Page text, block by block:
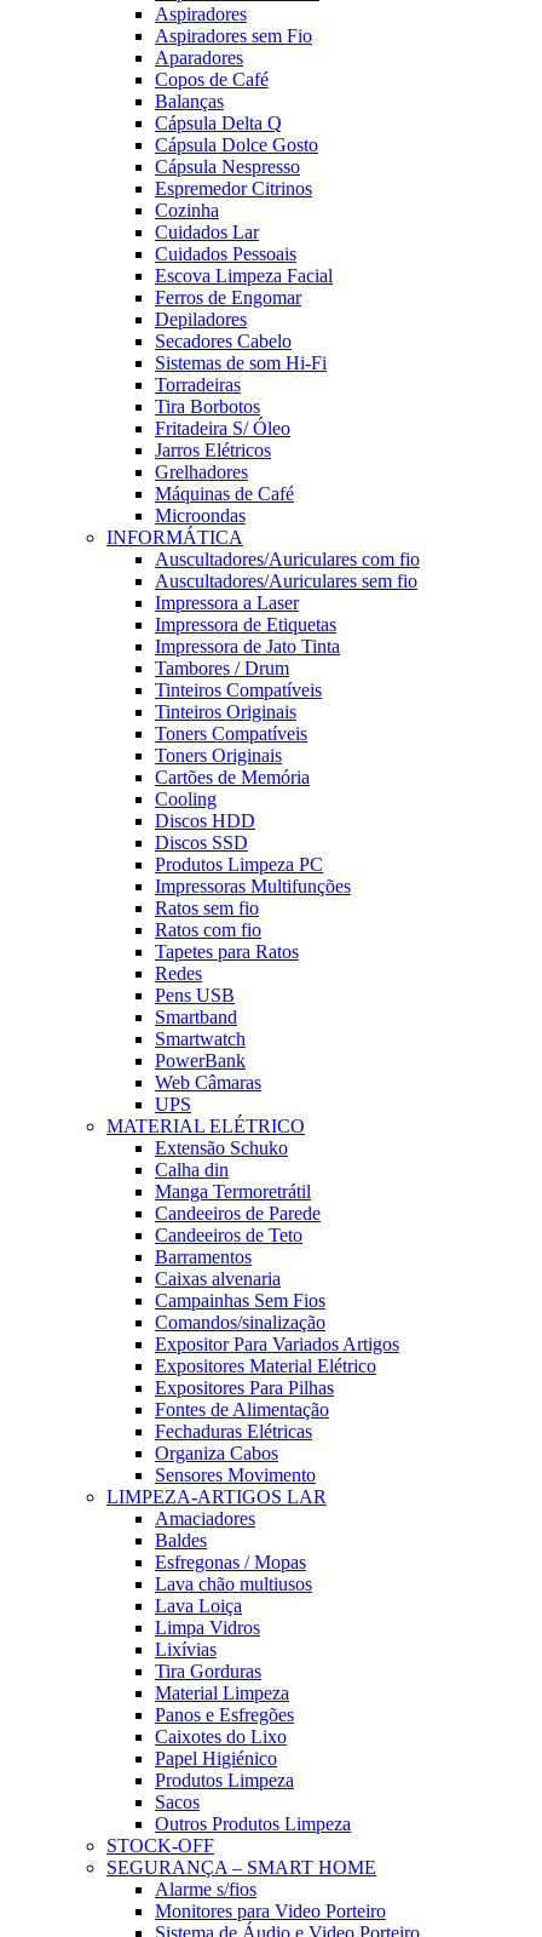
Aspiradores
Aspiradores sem Fio
Aparadores
Copos de Café
Balanças
Cápsula Delta Q
Cápsula Dolce Gosto
Cápsula Nespresso
Espremedor Citrinos
Cozinha
Cuidados Lar
Cuidados Pessoais
Escova Limpeza Facial
Ferros de Engomar
Depiladores
Secadores Cabelo
Sistemas de som Hi-Fi
Torradeiras
Tira Borbotos
Fritadeira S/ Óleo
Jarros Elétricos
Grelhadores
Máquinas de Café
Microondas
INFORMÁTICA
Auscultadores/Auriculares com fio
Auscultadores/Auriculares sem fio
Impressora a Laser
Impressora de Etiquetas
Impressora de Jato Tinta
Tambores / Drum
Tinteiros Compatíveis
Tinteiros Originais
Toners Compatíveis
Toners Originais
Cartões de Memória
Cooling
Discos HDD
Discos SSD
Produtos Limpeza PC
Impressoras Multifunções
Ratos sem fio
Ratos com fio
Tapetes para Ratos
Redes
Pens USB
Smartband
Smartwatch
PowerBank
Web Câmaras
UPS
MATERIAL ELÉTRICO
Extensão Schuko
Calha din
Manga Termoretrátil
Candeeiros de Parede
Candeeiros de Teto
Barramentos
Caixas alvenaria
Campainhas Sem Fios
Comandos/sinalização
Expositor Para Variados Artigos
Expositores Material Elétrico
Expositores Para Pilhas
Fontes de Alimentação
Fechaduras Elétricas
Organiza Cabos
Sensores Movimento
LIMPEZA-ARTIGOS LAR
Amaciadores
Baldes
Esfregonas / Mopas
Lava chão multiusos
Lava Loiça
Limpa Vidros
Lixívias
Tira Gorduras
Material Limpeza
Panos e Esfregões
Caixotes do Lixo
Papel Higiénico
Produtos Limpeza
Sacos
Outros Produtos Limpeza
STOCK-OFF
SEGURANÇA – SMART HOME
Alarme s/fios
Monitores para Video Porteiro
Sistema de Áudio e Video Porteiro